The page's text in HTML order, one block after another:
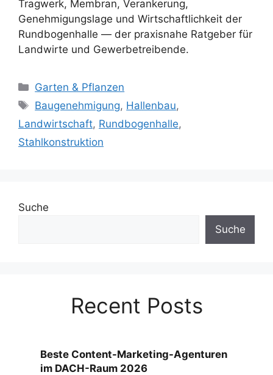
Tragwerk, Membran, Verankerung,
Genehmigungslage und Wirtschaftlichkeit der
Rundbogenhalle — der praxisnahe Ratgeber für
Landwirte und Gewerbetreibende.
Kategorien
Garten & Pflanzen
Schlagwörter
Baugenehmigung, Hallenbau,
Landwirtschaft, Rundbogenhalle,
Stahlkonstruktion
Suche
Suche
Recent Posts
Beste Content-Marketing-Agenturen
im DACH-Raum 2026